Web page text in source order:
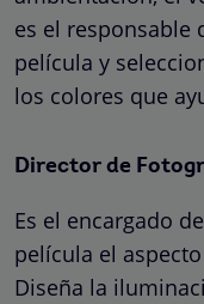
es el responsable
película y
los colores que
Director de
Es el encargado
película el
Diseña la